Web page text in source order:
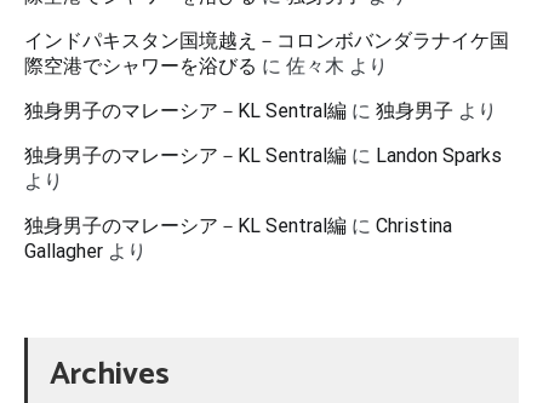
インドパキスタン国境越え－コロンボバンダラナイケ国
際空港でシャワーを浴びる に 佐々木 より
独身男子のマレーシア－KL Sentral編 に 独身男子 より
独身男子のマレーシア－KL Sentral編 に Landon Sparks
より
独身男子のマレーシア－KL Sentral編 に Christina
Gallagher より
Archives